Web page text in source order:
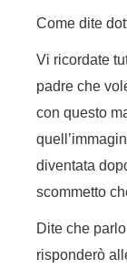
Come dite
Vi ricordate
padre che
con questo
diventata
scommetto
Dite che
risponderò